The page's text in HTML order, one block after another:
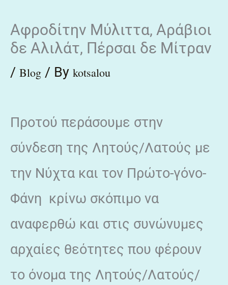
content
Αφροδίτην Μύλιττα, Αράβιοι
δε Αλιλάτ, Πέρσαι δε Μίτραν
/ Blog / By kotsalou
Προτού περάσουμε στην
σύνδεση της Λητούς/Λατούς με
την Νύχτα και τον Πρώτο-γόνο-
Φάνη κρίνω σκόπιμο να
αναφερθώ και στις συνώνυμες
αρχαίες θεότητες που φέρουν
το όνομα της Λητούς/Λατούς/